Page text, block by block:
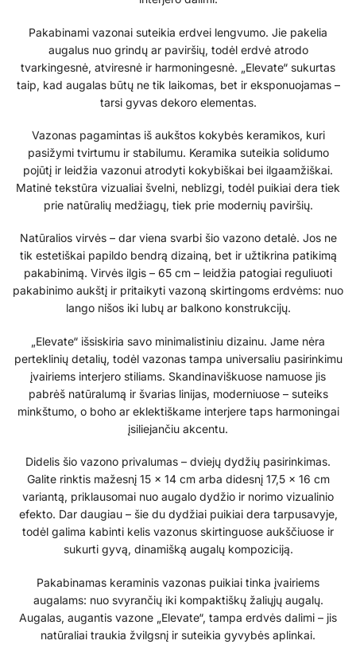
Pakabinami vazonai suteikia erdvei lengvumo. Jie pakelia
augalus nuo grindų ar paviršių, todėl erdvė atrodo
tvarkingesnė, atviresnė ir harmoningesnė. „Elevate“ sukurtas
taip, kad augalas būtų ne tik laikomas, bet ir eksponuojamas –
tarsi gyvas dekoro elementas.
Vazonas pagamintas iš aukštos kokybės keramikos, kuri
pasižymi tvirtumu ir stabilumu. Keramika suteikia solidumo
pojūtį ir leidžia vazonui atrodyti kokybiškai bei ilgaamžiškai.
Matinė tekstūra vizualiai švelni, neblizgi, todėl puikiai dera tiek
prie natūralių medžiagų, tiek prie modernių paviršių.
Natūralios virvės – dar viena svarbi šio vazono detalė. Jos ne
tik estetiškai papildo bendrą dizainą, bet ir užtikrina patikimą
pakabinimą. Virvės ilgis – 65 cm – leidžia patogiai reguliuoti
pakabinimo aukštį ir pritaikyti vazoną skirtingoms erdvėms: nuo
lango nišos iki lubų ar balkono konstrukcijų.
„Elevate“ išsiskiria savo minimalistiniu dizainu. Jame nėra
perteklinių detalių, todėl vazonas tampa universaliu pasirinkimu
įvairiems interjero stiliams. Skandinaviškuose namuose jis
pabrėš natūralumą ir švarias linijas, moderniuose – suteiks
minkštumo, o boho ar eklektiškame interjere taps harmoningai
įsiliejančiu akcentu.
Didelis šio vazono privalumas – dviejų dydžių pasirinkimas.
Galite rinktis mažesnį 15 × 14 cm arba didesnį 17,5 × 16 cm
variantą, priklausomai nuo augalo dydžio ir norimo vizualinio
efekto. Dar daugiau – šie du dydžiai puikiai dera tarpusavyje,
todėl galima kabinti kelis vazonus skirtinguose aukščiuose ir
sukurti gyvą, dinamišką augalų kompoziciją.
Pakabinamas keraminis vazonas puikiai tinka įvairiems
augalams: nuo svyrančių iki kompaktiškų žaliųjų augalų.
Augalas, augantis vazone „Elevate“, tampa erdvės dalimi – jis
natūraliai traukia žvilgsnį ir suteikia gyvybės aplinkai.